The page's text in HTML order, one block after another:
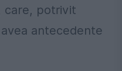
care, potrivit
antecedente